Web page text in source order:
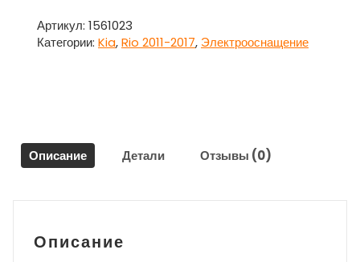
ABS
передний
Rio
2011-
Артикул: 1561023
Категории: Kia,Rio 2011-2017, Электрооснащение
Описание Детали Отзывы (0)
Описание